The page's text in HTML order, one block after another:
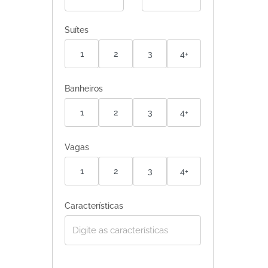
Suítes
1 2 3 4+
Banheiros
1 2 3 4+
Vagas
1 2 3 4+
Características